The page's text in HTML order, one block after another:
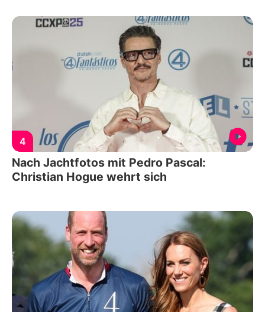
4
Nach Jachtfotos mit Pedro Pascal:
Christian Hogue wehrt sich